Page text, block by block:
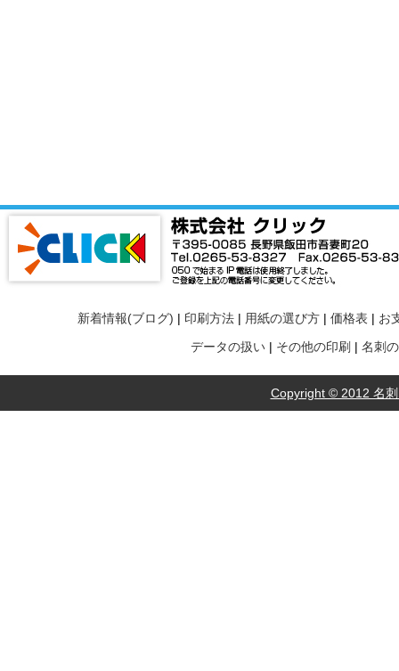
新着情報(ブログ) | 印刷方法 | 用紙の選び方 | 価格表 | お
データの扱い | その他の印刷 | 名刺
Copyright © 2012 名